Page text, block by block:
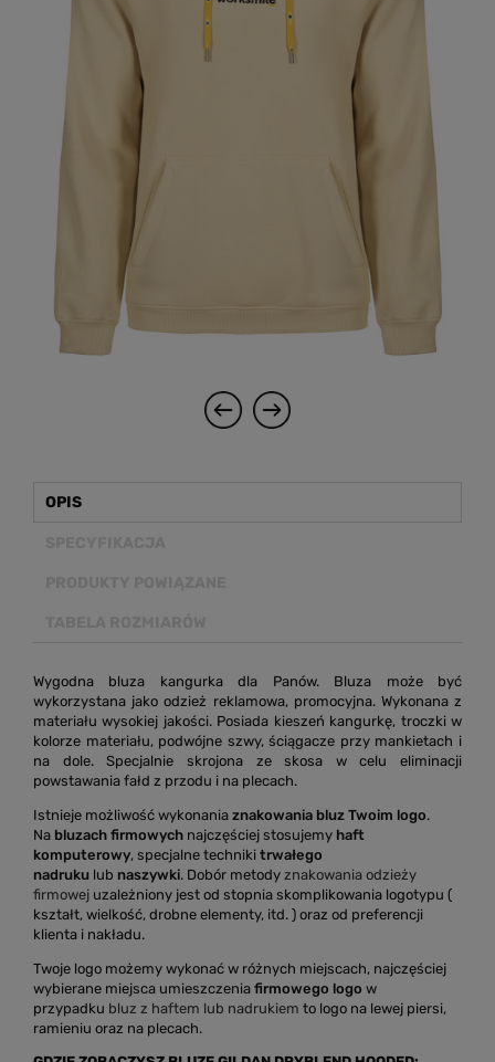
OPIS
Wygodna bluza kangurka dla Panów. Bluza może być
wykorzystana jako odzież reklamowa, promocyjna. Wykonana z
materiału wysokiej jakości. Posiada kieszeń kangurkę, troczki w
kolorze materiału, podwójne szwy, ściągacze przy mankietach i
na dole. Specjalnie skrojona ze skosa w celu eliminacji
powstawania fałd z przodu i na plecach.
Istnieje możliwość wykonania znakowania bluz Twoim logo.
Na bluzach firmowych najczęściej stosujemy haft
komputerowy, specjalne techniki trwałego
nadruku lub naszywki. Dobór metody znakowania odzieży
firmowej uzależniony jest od stopnia skomplikowania logotypu (
kształt, wielkość, drobne elementy, itd. ) oraz od preferencji
klienta i nakładu.
Twoje logo możemy wykonać w różnych miejscach, najczęściej
wybierane miejsca umieszczenia firmowego logo w
przypadku bluz z haftem lub nadrukiem to logo na lewej piersi,
ramieniu oraz na plecach.